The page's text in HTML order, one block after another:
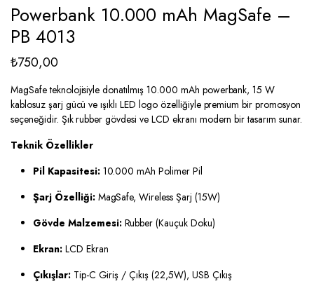
Powerbank 10.000 mAh MagSafe –
PB 4013
₺750,00
MagSafe teknolojisiyle donatılmış 10.000 mAh powerbank, 15 W
kablosuz şarj gücü ve ışıklı LED logo özelliğiyle premium bir promosyon
seçeneğidir. Şık rubber gövdesi ve LCD ekranı modern bir tasarım sunar.
Teknik Özellikler
Pil Kapasitesi:10.000 mAh Polimer Pil
Şarj Özelliği:MagSafe, Wireless Şarj (15W)
Gövde Malzemesi:Rubber (Kauçuk Doku)
Ekran:LCD Ekran
Çıkışlar:Tip-C Giriş / Çıkış (22,5W), USB Çıkış